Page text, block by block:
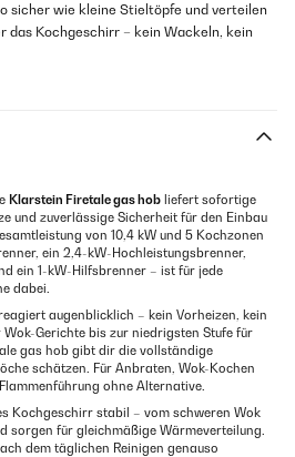
sicher wie kleine Stieltöpfe und verteilen
das Kochgeschirr – kein Wackeln, kein
Klarstein Firetale gas hob liefert sofortige
und zuverlässige Sicherheit für den Einbau
von 10,4 kW und 5 Kochzonen
ein 2,4-kW-Hochleistungsbrenner,
ein 1-kW-Hilfsbrenner – ist für jede
dabei.
augenblicklich – kein Vorheizen, kein
Gerichte bis zur niedrigsten Stufe für
gas hob gibt dir die vollständige
schätzen. Für Anbraten, Wok-Kochen
ohne Alternative.
Kochgeschirr stabil – vom schweren Wok
sorgen für gleichmäßige Wärmeverteilung.
dem täglichen Reinigen genauso